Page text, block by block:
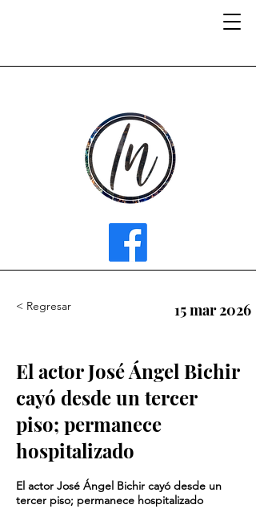
< Regresar 15 mar 2026
El actor José Ángel Bichir
cayó desde un tercer
piso; permanece
hospitalizado
El actor José Ángel Bichir cayó desde un
tercer piso; permanece hospitalizado